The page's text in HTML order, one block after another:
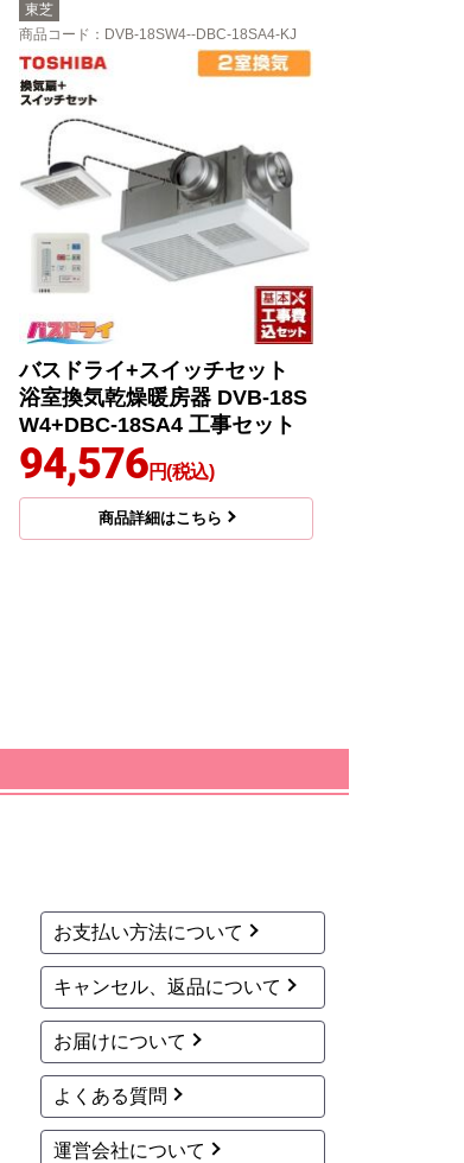
東芝
商品コード ：DVB-18SW4--DBC-18SA4-KJ
バスドライ+スイッチセット
浴室換気乾燥暖房器 DVB-18S
W4+DBC-18SA4 工事セット
94,576円(税込)
商品詳細はこちら
お支払い方法について
キャンセル、返品について
お届けについて
よくある質問
運営会社について